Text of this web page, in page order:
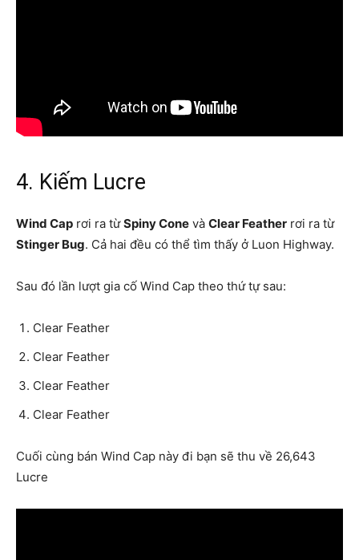
4. Kiếm Lucre
Wind Cap rơi ra từSpiny Cone và Clear Feather rơi ra từ
Stinger Bug. Cả hai đều có thể tìm thấy ở Luon Highway.
Sau đó lần lượt gia cố Wind Cap theo thứ tự sau:
Clear Feather
Clear Feather
Clear Feather
Clear Feather
Cuối cùng bán Wind Cap này đi bạn sẽ thu về 26,643
Lucre